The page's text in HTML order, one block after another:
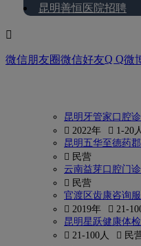
昆明善恒医院招聘

微信朋友圈微信好友Q Q微
昆明牙管家口腔
 2022年
 1-20人
昆明五华至德药
 民营
云南益芽口腔门诊
 民营
官渡区齿康咨询
 2019年
 21-
昆明星跃健康体
 21-100人
 民